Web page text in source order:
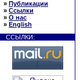
» Публикации
» Ссылки
» О нас
» English
ССЫЛКИ: